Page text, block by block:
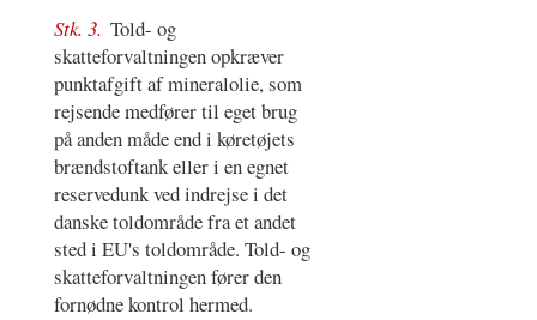
Stk. 3. Told- og
skatteforvaltningen opkræver
punktafgift af mineralolie, som
rejsende medfører til eget brug
på anden måde end i køretøjets
brændstoftank eller i en egnet
reservedunk ved indrejse i det
danske toldområde fra et andet
sted i EU's toldområde. Told- og
skatteforvaltningen fører den
fornødne kontrol hermed.